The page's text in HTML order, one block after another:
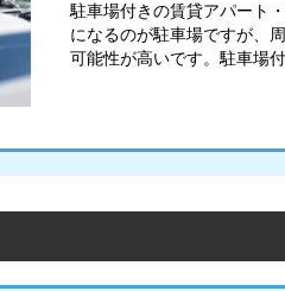
駐車場付きの賃貸アパート
になるのが駐車場ですが、
可能性が高いです。駐車場